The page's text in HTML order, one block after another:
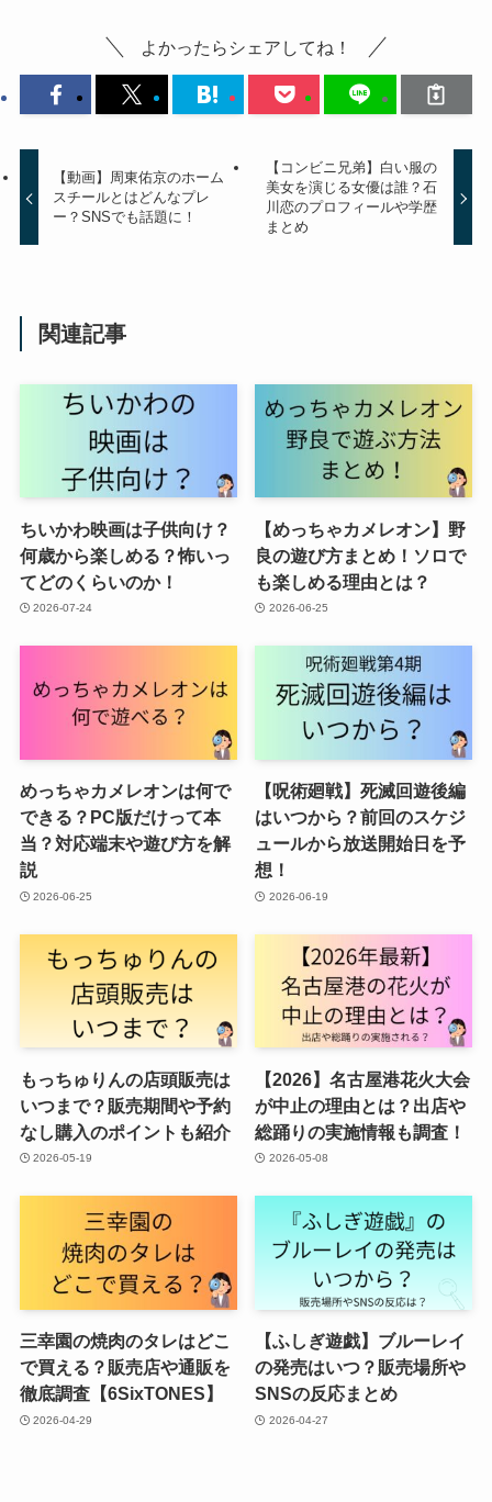
よかったらシェアしてね！
【動画】周東佑京のホーム
スチールとはどんなプレ
ー？SNSでも話題に！
【コンビニ兄弟】白い服の
美女を演じる女優は誰？石
川恋のプロフィールや学歴
まとめ
関連記事
ちいかわ映画は子供向け？
何歳から楽しめる？怖いっ
てどのくらいのか！
2026-07-24
【めっちゃカメレオン】野
良の遊び方まとめ！ソロで
も楽しめる理由とは？
2026-06-25
めっちゃカメレオンは何で
できる？PC版だけって本
当？対応端末や遊び方を解
説
2026-06-25
【呪術廻戦】死滅回遊後編
はいつから？前回のスケジ
ュールから放送開始日を予
想！
2026-06-19
もっちゅりんの店頭販売は
いつまで？販売期間や予約
なし購入のポイントも紹介
2026-05-19
【2026】名古屋港花火大会
が中止の理由とは？出店や
総踊りの実施情報も調査！
2026-05-08
三幸園の焼肉のタレはどこ
で買える？販売店や通販を
徹底調査【6SixTONES】
2026-04-29
【ふしぎ遊戯】ブルーレイ
の発売はいつ？販売場所や
SNSの反応まとめ
2026-04-27